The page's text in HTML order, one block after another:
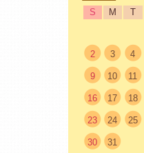
S M T
2 3 4
9 10 11
16 17 18
23 24 25
30 31